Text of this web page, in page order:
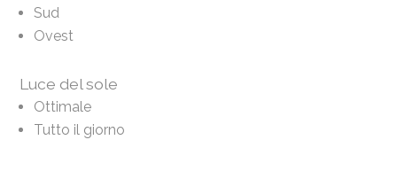
Sud
Ovest
Luce del sole
Ottimale
Tutto il giorno